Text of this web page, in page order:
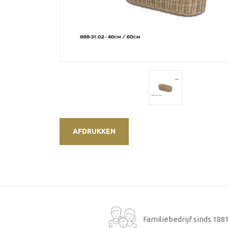
AFDRUKKEN
Familiebedrijf sinds 1881